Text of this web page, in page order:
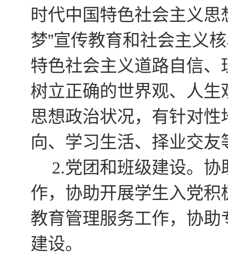
时代中国特色社会主义
梦”宣传教育和社会主义
特色社会主义道路自信
树立正确的世界观、人
思想政治状况，有针对
向、学习生活、择业交
2.党团和班级建设。
作，协助开展学生入党
教育管理服务工作，协
建设。